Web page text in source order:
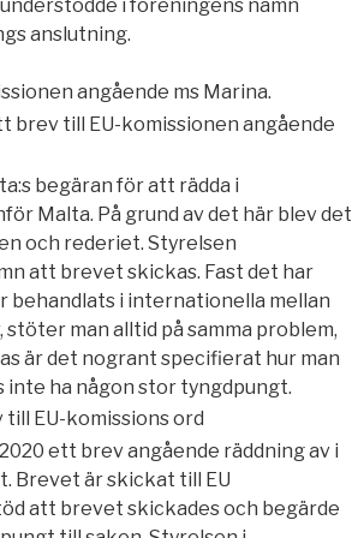
i föreningens namn
anslutning.
angående ms Marina.
brev till EU-komissionen angående
begäran för att rädda i
Malta. På grund av det här blev det
och rederiet. Styrelsen
att brevet skickas. Fast det har
behandlats i internationella mellan
stöter man alltid på samma problem,
är det nogrant specifierat hur man
inte ha någon stor tyngdpungt.
EU-komissions ord
ett brev angående räddning av i
Brevet är skickat till EU
att brevet skickades och begärde